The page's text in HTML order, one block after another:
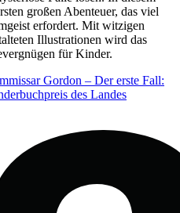
großen Abenteuer, das viel
erfordert. Mit witzigen
Illustrationen wird das
für Kinder.
Gordon – Der erste Fall:
des Landes